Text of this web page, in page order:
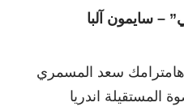
– سايمون آلبا
سعد المسمري
اندريا